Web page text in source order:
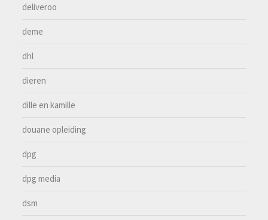
deliveroo
deme
dhl
dieren
dille en kamille
douane opleiding
dpg
dpg media
dsm